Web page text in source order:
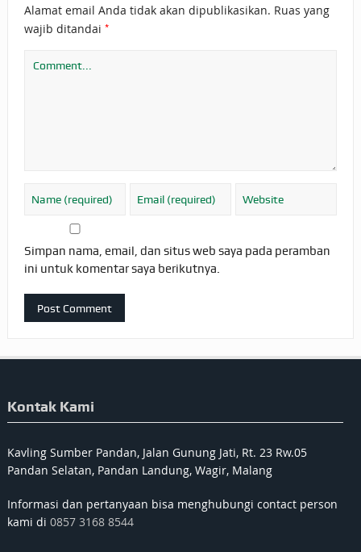
Alamat email Anda tidak akan dipublikasikan. Ruas yang
wajib ditandai *
Simpan nama, email, dan situs web saya pada peramban
ini untuk komentar saya berikutnya.
Kontak Kami
Kavling Sumber Pandan, Jalan Gunung Jati, Rt. 23 Rw.05
Pandan Selatan, Pandan Landung, Wagir, Malang
Informasi dan pertanyaan bisa menghubungi contact person
kami di 0857 3168 8544